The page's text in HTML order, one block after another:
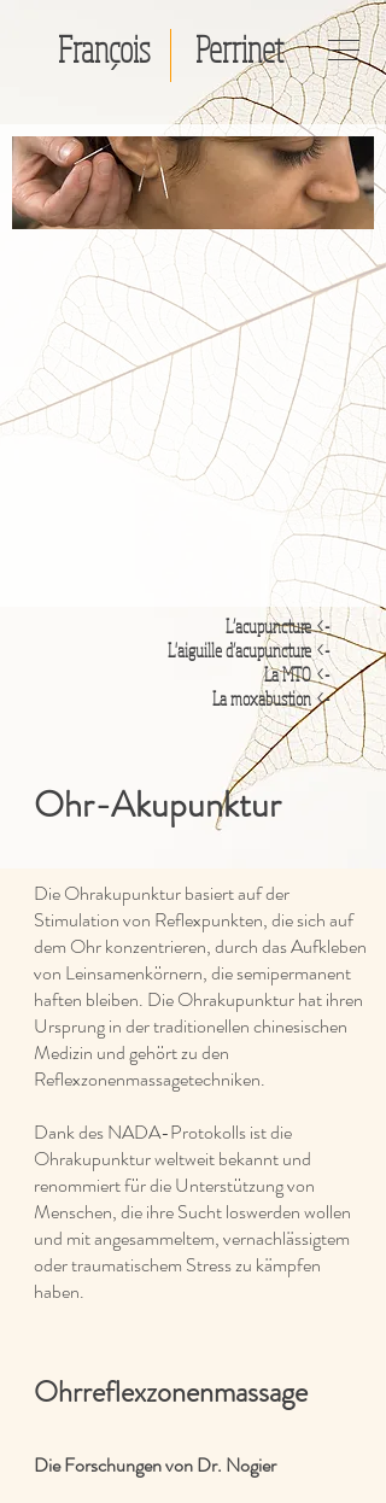
François Perrinet
-> L’acupuncture
-> L
'aiguille d’acupuncture
-> La MTO
-> La moxabustion
Ohr-Akupunktur
Die Ohrakupunktur basiert auf der
Stimulation von Reflexpunkten, die sich auf
dem Ohr konzentrieren, durch das Aufkleben
von Leinsamenkörnern, die semipermanent
haften bleiben. Die Ohrakupunktur hat ihren
Ursprung in der traditionellen chinesischen
Medizin und gehört zu den
Reflexzonenmassagetechniken.
Dank des NADA-Protokolls ist die
Ohrakupunktur weltweit bekannt und
renommiert für die Unterstützung von
Menschen, die ihre Sucht loswerden wollen
und mit angesammeltem, vernachlässigtem
oder traumatischem Stress zu kämpfen
haben.
Ohrreflexzonenmassage
Die Forschungen von Dr. Nogier